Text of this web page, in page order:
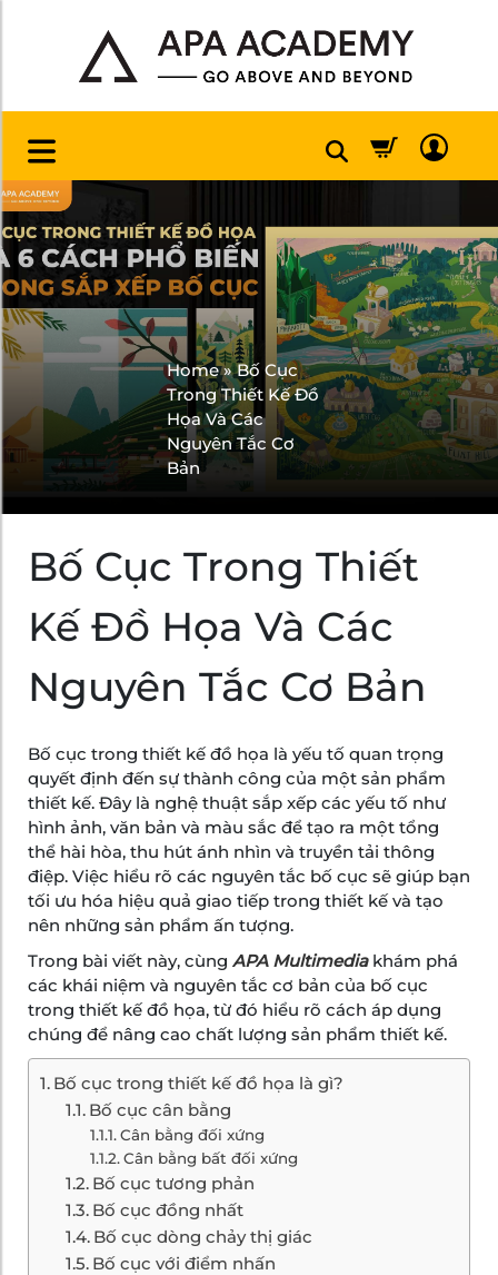
Home»Bố Cục
Trong Thiết Kế Đồ
Họa Và Các
Nguyên Tắc Cơ
Bản
Bố Cục Trong Thiết
Kế Đồ Họa Và Các
Nguyên Tắc Cơ Bản
Bố cục trong thiết kế đồ họa là yếu tố quan trọng
quyết định đến sự thành công của một sản phẩm
thiết kế. Đây là nghệ thuật sắp xếp các yếu tố như
hình ảnh, văn bản và màu sắc để tạo ra một tổng
thể hài hòa, thu hút ánh nhìn và truyền tải thông
điệp. Việc hiểu rõ các nguyên tắc bố cục sẽ giúp bạn
tối ưu hóa hiệu quả giao tiếp trong thiết kế và tạo
nên những sản phẩm ấn tượng.
Trong bài viết này, cùng APA Multimediakhám phá
các khái niệm và nguyên tắc cơ bản của bố cục
trong thiết kế đồ họa, từ đó hiểu rõ cách áp dụng
chúng để nâng cao chất lượng sản phẩm thiết kế.
Bố cục trong thiết kế đồ họa là gì?
Bố cục cân bằng
Cân bằng đối xứng
Cân bằng bất đối xứng
Bố cục tương phản
Bố cục đồng nhất
Bố cục dòng chảy thị giác
Bố cục với điểm nhấn